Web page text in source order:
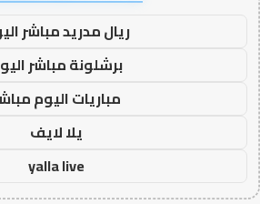
ريال مدريد مباشر
برشلونة مباشر
مباريات اليوم
يلا لايف
yalla live